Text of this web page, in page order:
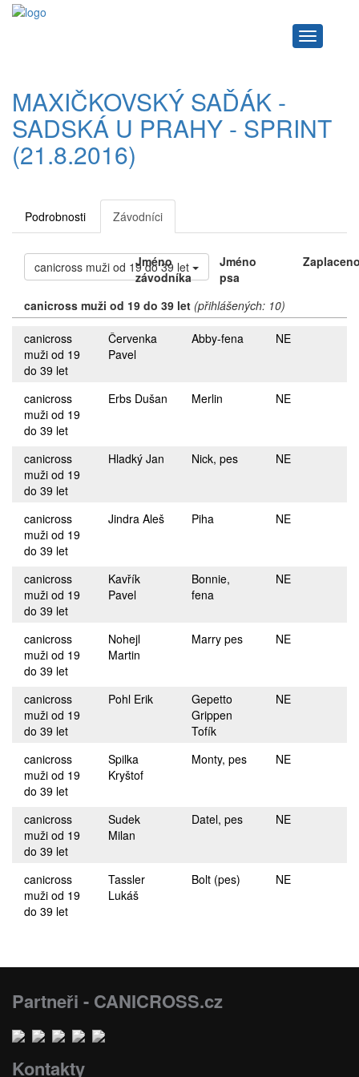
Navigace
MAXIČKOVSKÝ SAĎÁK -
SADSKÁ U PRAHY - SPRINT
(21.8.2016)
Podrobnosti Závodníci
canicross muži od 19 do 39 let
Jméno
závodníka
Jméno
psa
canicross muži od 19 do 39 let (přihlášených: 10)
canicross
muži od 19
do 39 let
Červenka
Pavel
Abby-fena NE
canicross
muži od 19
do 39 let
Erbs Dušan Merlin NE
canicross
muži od 19
do 39 let
Hladký Jan Nick, pes NE
canicross
muži od 19
do 39 let
Jindra Aleš Piha NE
canicross
muži od 19
do 39 let
Kavřík
Pavel
Bonnie,
fena
NE
canicross
muži od 19
do 39 let
Nohejl
Martin
Marry pes NE
canicross
muži od 19
do 39 let
Pohl Erik
Gepetto
Grippen
Tofík
NE
canicross
muži od 19
do 39 let
Spilka
Kryštof
Monty, pes NE
canicross
muži od 19
do 39 let
Sudek
Milan
Datel, pes NE
canicross
muži od 19
do 39 let
Tassler
Lukáš
Bolt (pes) NE
Partneři - CANICROSS.cz
Kontakty